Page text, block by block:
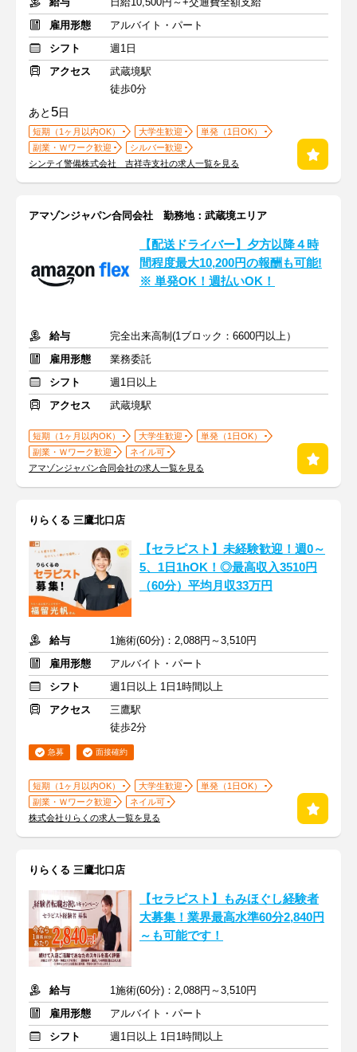
雇用形態
アルバイト・パート
シフト
週1日
アクセス
武蔵境駅
徒歩0分
あと 5日
短期（1ヶ月以内OK） 大学生歓迎
単発（1日OK）
副業・Ｗワーク歓迎
シルバー歓迎
シンテイ警備株式会社 吉祥寺支社の求人一覧を見る
アマゾンジャパン合同会社 勤務地：武蔵境エリア
【配送ドライバー】夕方以降４時
間程度最大10,200円の報酬も可能!
※ 単発OK！週払いOK！
給与
完全出来高制(1ブロック：6600円以上）
雇用形態
業務委託
シフト
週1日以上
アクセス
武蔵境駅
短期（1ヶ月以内OK） 大学生歓迎
単発（1日OK）
副業・Ｗワーク歓迎
ネイル可
アマゾンジャパン合同会社の求人一覧を見る
りらくる 三鷹北口店
【セラピスト】未経験歓迎！週0～
5、1日1hOK！◎最高収入3510円
（60分）平均月収33万円
給与
1施術(60分)：2,088円～3,510円
雇用形態
アルバイト・パート
シフト
週1日以上 1日1時間以上
アクセス
三鷹駅
徒歩2分
急募 面接確約
短期（1ヶ月以内OK） 大学生歓迎
単発（1日OK）
副業・Ｗワーク歓迎
ネイル可
株式会社りらくの求人一覧を見る
りらくる 三鷹北口店
【セラピスト】もみほぐし経験者
大募集！業界最高水準60分2,840円
～も可能です！
給与
1施術(60分)：2,088円～3,510円
雇用形態
アルバイト・パート
シフト
週1日以上 1日1時間以上